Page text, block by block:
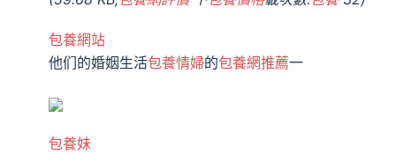
包養網站
他们的婚姻生活包養情婦的包養網推薦一
包養妹